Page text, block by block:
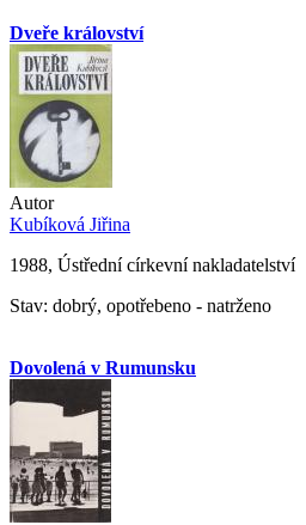
Dveře království
Autor
Kubíková Jiřina
1988, Ústřední církevní nakladatelství
Stav: dobrý, opotřebeno - natrženo
Dovolená v Rumunsku